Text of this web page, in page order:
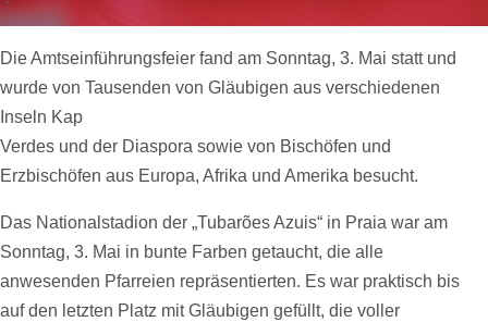
Die Amtseinführungsfeier fand am Sonntag, 3. Mai statt und
wurde von Tausenden von Gläubigen aus verschiedenen
Inseln Kap
Verdes und der Diaspora sowie von Bischöfen und
Erzbischöfen aus Europa, Afrika und Amerika besucht.
Das Nationalstadion der „Tubarões Azuis“ in Praia war am
Sonntag, 3. Mai in bunte Farben getaucht, die alle
anwesenden Pfarreien repräsentierten. Es war praktisch bis
auf den letzten Platz mit Gläubigen gefüllt, die voller